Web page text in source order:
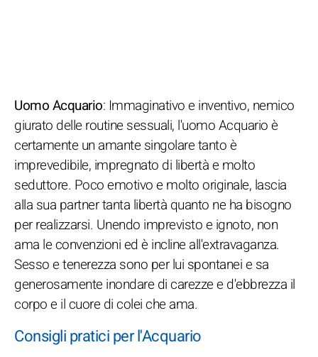
Uomo Acquario: Immaginativo e inventivo, nemico
giurato delle routine sessuali, l'uomo Acquario è
certamente un amante singolare tanto è
imprevedibile, impregnato di libertà e molto
seduttore. Poco emotivo e molto originale, lascia
alla sua partner tanta libertà quanto ne ha bisogno
per realizzarsi. Unendo imprevisto e ignoto, non
ama le convenzioni ed è incline all'extravaganza.
Sesso e tenerezza sono per lui spontanei e sa
generosamente inondare di carezze e d'ebbrezza il
corpo e il cuore di colei che ama.
Consigli pratici per l'Acquario